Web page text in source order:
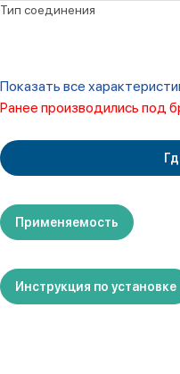
Тип соединения
Показать все
Ранее производились под
Применяемость
Инструкция по установке